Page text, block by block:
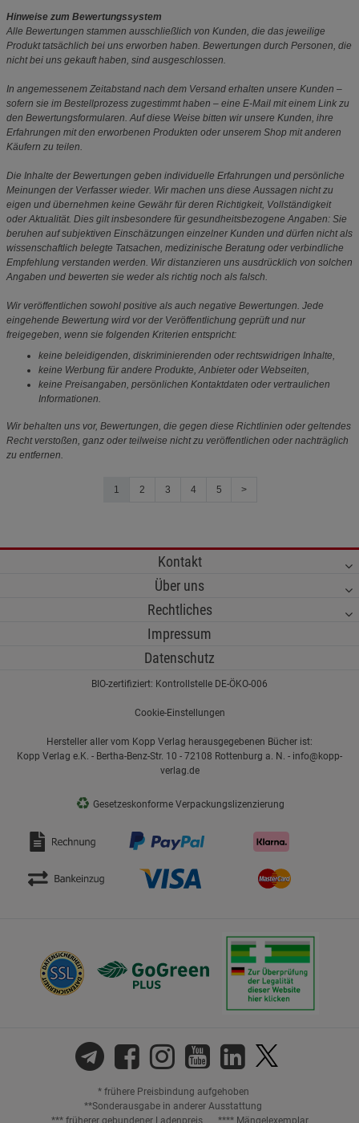
Hinweise zum Bewertungssystem
Alle Bewertungen stammen ausschließlich von Kunden, die das jeweilige
Produkt tatsächlich bei uns erworben haben. Bewertungen durch Personen, die
nicht bei uns gekauft haben, sind ausgeschlossen.
In angemessenem Zeitabstand nach dem Versand erhalten unsere Kunden –
sofern sie im Bestellprozess zugestimmt haben – eine E-Mail mit einem Link zu
den Bewertungsformularen. Auf diese Weise bitten wir unsere Kunden, ihre
Erfahrungen mit den erworbenen Produkten oder unserem Shop mit anderen
Käufern zu teilen.
Die Inhalte der Bewertungen geben individuelle Erfahrungen und persönliche
Meinungen der Verfasser wieder. Wir machen uns diese Aussagen nicht zu
eigen und übernehmen keine Gewähr für deren Richtigkeit, Vollständigkeit
oder Aktualität. Dies gilt insbesondere für gesundheitsbezogene Angaben: Sie
beruhen auf subjektiven Einschätzungen einzelner Kunden und dürfen nicht als
wissenschaftlich belegte Tatsachen, medizinische Beratung oder verbindliche
Empfehlung verstanden werden. Wir distanzieren uns ausdrücklich von solchen
Angaben und bewerten sie weder als richtig noch als falsch.
Wir veröffentlichen sowohl positive als auch negative Bewertungen. Jede
eingehende Bewertung wird vor der Veröffentlichung geprüft und nur
freigegeben, wenn sie folgenden Kriterien entspricht:
keine beleidigenden, diskriminierenden oder rechtswidrigen Inhalte,
keine Werbung für andere Produkte, Anbieter oder Webseiten,
keine Preisangaben, persönlichen Kontaktdaten oder vertraulichen
Informationen.
Wir behalten uns vor, Bewertungen, die gegen diese Richtlinien oder geltendes
Recht verstoßen, ganz oder teilweise nicht zu veröffentlichen oder nachträglich
zu entfernen.
1 2 3 4 5 >
Kontakt
Über uns
Rechtliches
Impressum
Datenschutz
BIO-zertifiziert: Kontrollstelle DE-ÖKO-006
Cookie-Einstellungen
Hersteller aller vom Kopp Verlag herausgegebenen Bücher ist:
Kopp Verlag e.K. - Bertha-Benz-Str. 10 - 72108 Rottenburg a. N. - info@kopp-
verlag.de
♻ Gesetzeskonforme Verpackungslizenzierung
* frühere Preisbindung aufgehoben
**Sonderausgabe in anderer Ausstattung
*** früherer gebundener Ladenpreis
**** Mängelexemplar